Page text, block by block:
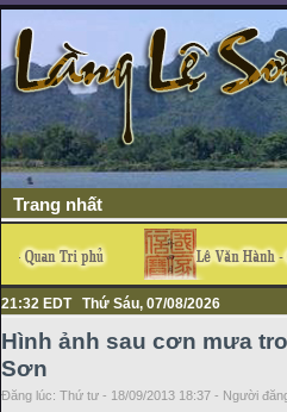
Trang nhất
21:32 EDT Thứ Sáu, 07/08/2026
Hình ảnh sau cơn mưa
Sơn
Đăng lúc: Thứ tư - 18/09/2013 18:37 - Người